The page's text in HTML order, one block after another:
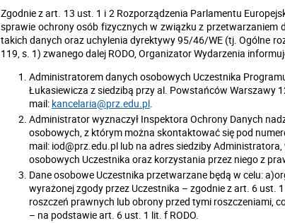
Zgodnie z art. 13 ust. 1 i 2 Rozporządzenia Parlamentu
sprawie ochrony osób fizycznych w związku z przetwarzaniem
takich danych oraz uchylenia dyrektywy 95/46/WE (tj. Ogólne
119, s. 1) zwanego dalej RODO, Organizator Wydarzenia
Administratorem danych osobowych Uczestnika
Łukasiewicza z siedzibą przy al. Powstańców Warszawy
mail: kancelaria@prz.edu.pl.
Administrator wyznaczył Inspektora Ochrony Danych
osobowych, z którym można skontaktować się pod
mail: iod@prz.edu.pl lub na adres siedziby
osobowych Uczestnika oraz korzystania przez niego z
Dane osobowe Uczestnika przetwarzane będą w celu:
wyrażonej zgody przez Uczestnika – zgodnie z art. 6 ust.
roszczeń prawnych lub obrony przed tymi roszczeniami,
– na podstawie art. 6 ust. 1 lit. f RODO.